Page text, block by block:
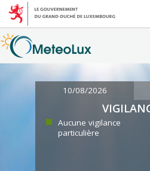
10/08/2026
Aucune vigilance
particulière